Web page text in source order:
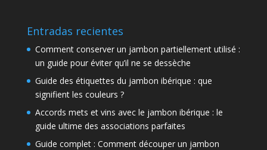
Entradas recientes
Comment conserver un jambon partiellement utilisé :
un guide pour éviter qu’il ne se dessèche
Guide des étiquettes du jambon ibérique : que
signifient les couleurs ?
Accords mets et vins avec le jambon ibérique : le
guide ultime des associations parfaites
Guide complet : Comment découper un jambon